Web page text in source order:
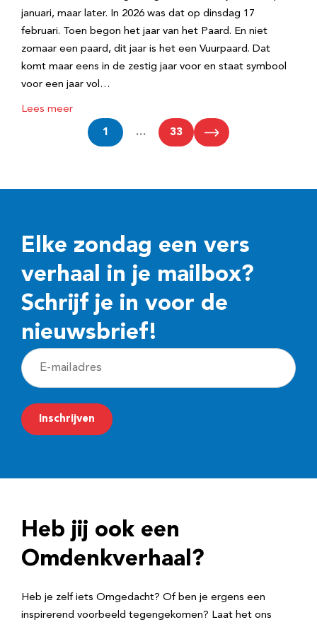
januari, maar later. In 2026 was dat op dinsdag 17
februari. Toen begon het jaar van het Paard. En niet
zomaar een paard, dit jaar is het een Vuurpaard. Dat
komt maar eens in de zestig jaar voor en staat symbool
voor een jaar vol…
Lees meer
1 … 33
Elke zondag een vers
verhaal in je mailbox?
Schrijf je in voor de
nieuwsbrief!
E
-
m
a
r
e
Inschrijven
Heb jij ook een
Omdenkverhaal?
Heb je zelf iets Omgedacht? Of ben je ergens een
inspirerend voorbeeld tegengekomen? Laat het ons